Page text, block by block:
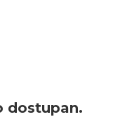
dostupan.